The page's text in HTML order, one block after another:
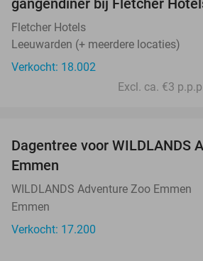
Fletcher Hotels
Leeuwarden (+ meerdere locaties)
Verkocht: 18.002
Excl. ca. €3
Dagentree voor WILDLANDS
Emmen
WILDLANDS Adventure Zoo Emmen
Emmen
Verkocht: 17.200